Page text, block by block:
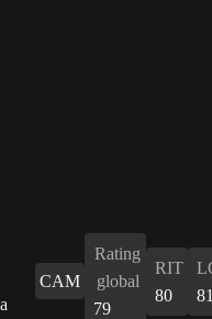
CAM
Rating
global
79
RIT
80